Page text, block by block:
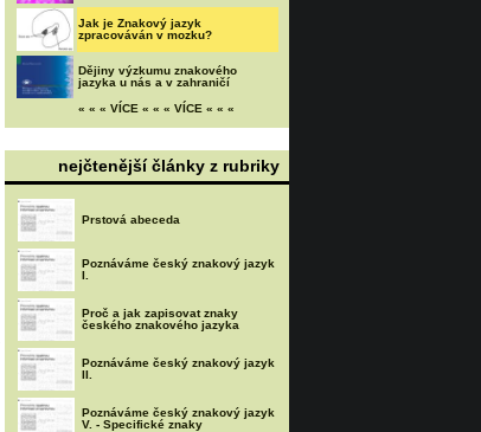
Jak je Znakový jazyk
zpracováván v mozku?
Dějiny výzkumu znakového
jazyka u nás a v zahraničí
« « « VÍCE « « « VÍCE « « «
nejčtenější články z rubriky
Prstová abeceda
Poznáváme český znakový jazyk
I.
Proč a jak zapisovat znaky
českého znakového jazyka
Poznáváme český znakový jazyk
II.
Poznáváme český znakový jazyk
V. - Specifické znaky